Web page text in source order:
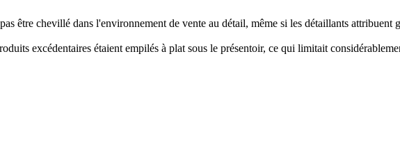
être chevillé dans l'environnement de vente au détail, même si les détaillants attribuent
excédentaires étaient empilés à plat sous le présentoir, ce qui limitait